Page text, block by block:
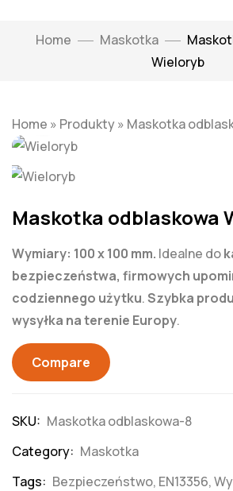
Home Maskotka
Wieloryb
Home » Produkty» Maskotka
Click to enlarge
Maskotka odblaskowa
Wymiary: 100 x 100 mm. Idealne do
bezpieczeństwa, firmowych
codziennego użytku.Szybka
wysyłka na terenie Europy.
Compare
SKU: Maskotka odblaskowa-8
Category: Maskotka
Tags: Bezpieczeństwo, EN13356,